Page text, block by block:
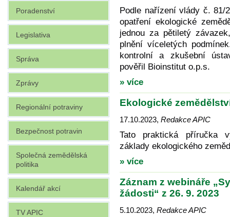
Podle nařízení vlády č. 81/
opatření ekologické
jednou za pětiletý
plnění víceletých
kontrolní a zkušební
pověřil Bioinstitut o.p.s.
» více
Ekologické
17.10.2023, Redakce APIC
Tato praktická příručka
základy ekologického
» více
Záznam z webináře
žádosti“ z 26. 9. 2023
5.10.2023, Redakce APIC
Poradenství
Legislativa
Správa
Zprávy
Regionální potraviny
Bezpečnost potravin
Společná zemědělská
politika
Kalendář akcí
TV APIC